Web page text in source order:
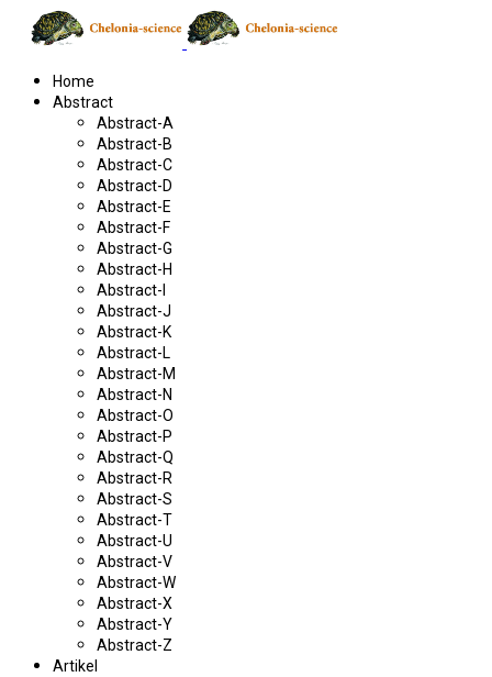
Home
Abstract
Abstract-A
Abstract-B
Abstract-C
Abstract-D
Abstract-E
Abstract-F
Abstract-G
Abstract-H
Abstract-I
Abstract-J
Abstract-K
Abstract-L
Abstract-M
Abstract-N
Abstract-O
Abstract-P
Abstract-Q
Abstract-R
Abstract-S
Abstract-T
Abstract-U
Abstract-V
Abstract-W
Abstract-X
Abstract-Y
Abstract-Z
Artikel